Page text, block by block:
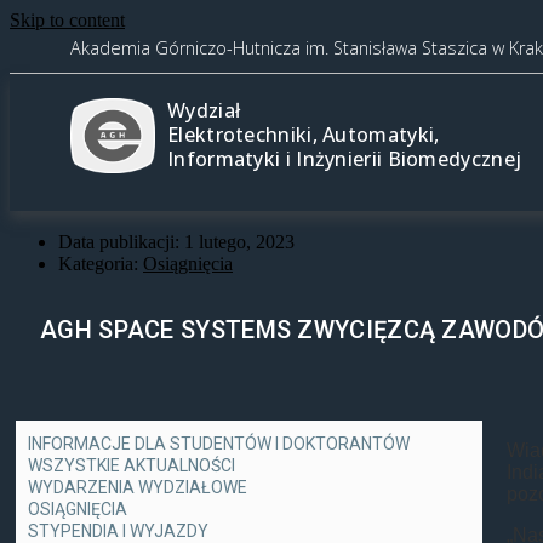
Skip to content
Akademia Górniczo-Hutnicza im. Stanisława Staszica w
Wydział
Elektrotechniki, Automatyki,
Informatyki i Inżynierii Biomedycznej
Data publikacji: 1 lutego, 2023
Kategoria: Osiągnięcia
AGH SPACE SYSTEMS ZWYCIĘZCĄ
INFORMACJE DLA STUDENTÓW I DOKTORANTÓW
WSZYSTKIE AKTUALNOŚCI
WYDARZENIA WYDZIAŁOWE
OSIĄGNIĘCIA
STYPENDIA I WYJAZDY